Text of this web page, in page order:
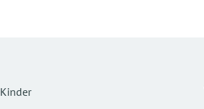
Kinder